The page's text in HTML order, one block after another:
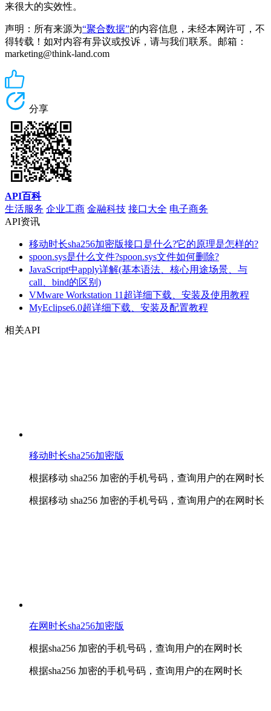
来很大的实效性。
声明：所有来源为“聚合数据”的内容信息，未经本网许可，不
得转载！如对内容有异议或投诉，请与我们联系。邮箱：
marketing@think-land.com
分享
API百科
生活服务 企业工商 金融科技 接口大全 电子商务
API资讯
移动时长sha256加密版接口是什么?它的原理是怎样的?
spoon.sys是什么文件?spoon.sys文件如何删除?
JavaScript中apply详解(基本语法、核心用途场景、与
call、bind的区别)
VMware Workstation 11超详细下载、安装及使用教程
MyEclipse6.0超详细下载、安装及配置教程
相关API
移动时长sha256加密版
根据移动 sha256 加密的手机号码，查询用户的在网时长
根据移动 sha256 加密的手机号码，查询用户的在网时长
在网时长sha256加密版
根据sha256 加密的手机号码，查询用户的在网时长
根据sha256 加密的手机号码，查询用户的在网时长